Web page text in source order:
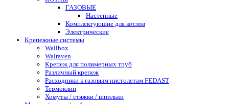
ГАЗОВЫЕ
Настенные
Комплектующие для котлов
Электрические
Крепежные системы
Wallbox
Walraven
Крепеж для полимерных труб
Различный крепеж
Расходники к газовым пистолетам FEDAST
Термоклип
Хомуты / стяжки / шпильки